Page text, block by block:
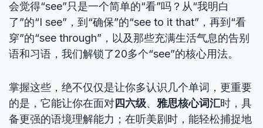
会觉得“see”只是一个简单的“看”吗？从“我明白
了”的“I see”，到“确保”的“see to it that”，再到“看
穿”的“see through”，以及那些充满生活气息的告别
语和习语，我们解锁了20多个“see”的核心用法。
掌握这些，绝不仅仅是让你多认识几个单词，更重要
的是，它能让你在面对四六级、 雅思核心词汇时，具
备更强的语境理解能力；在听美剧时，能轻松捕捉地